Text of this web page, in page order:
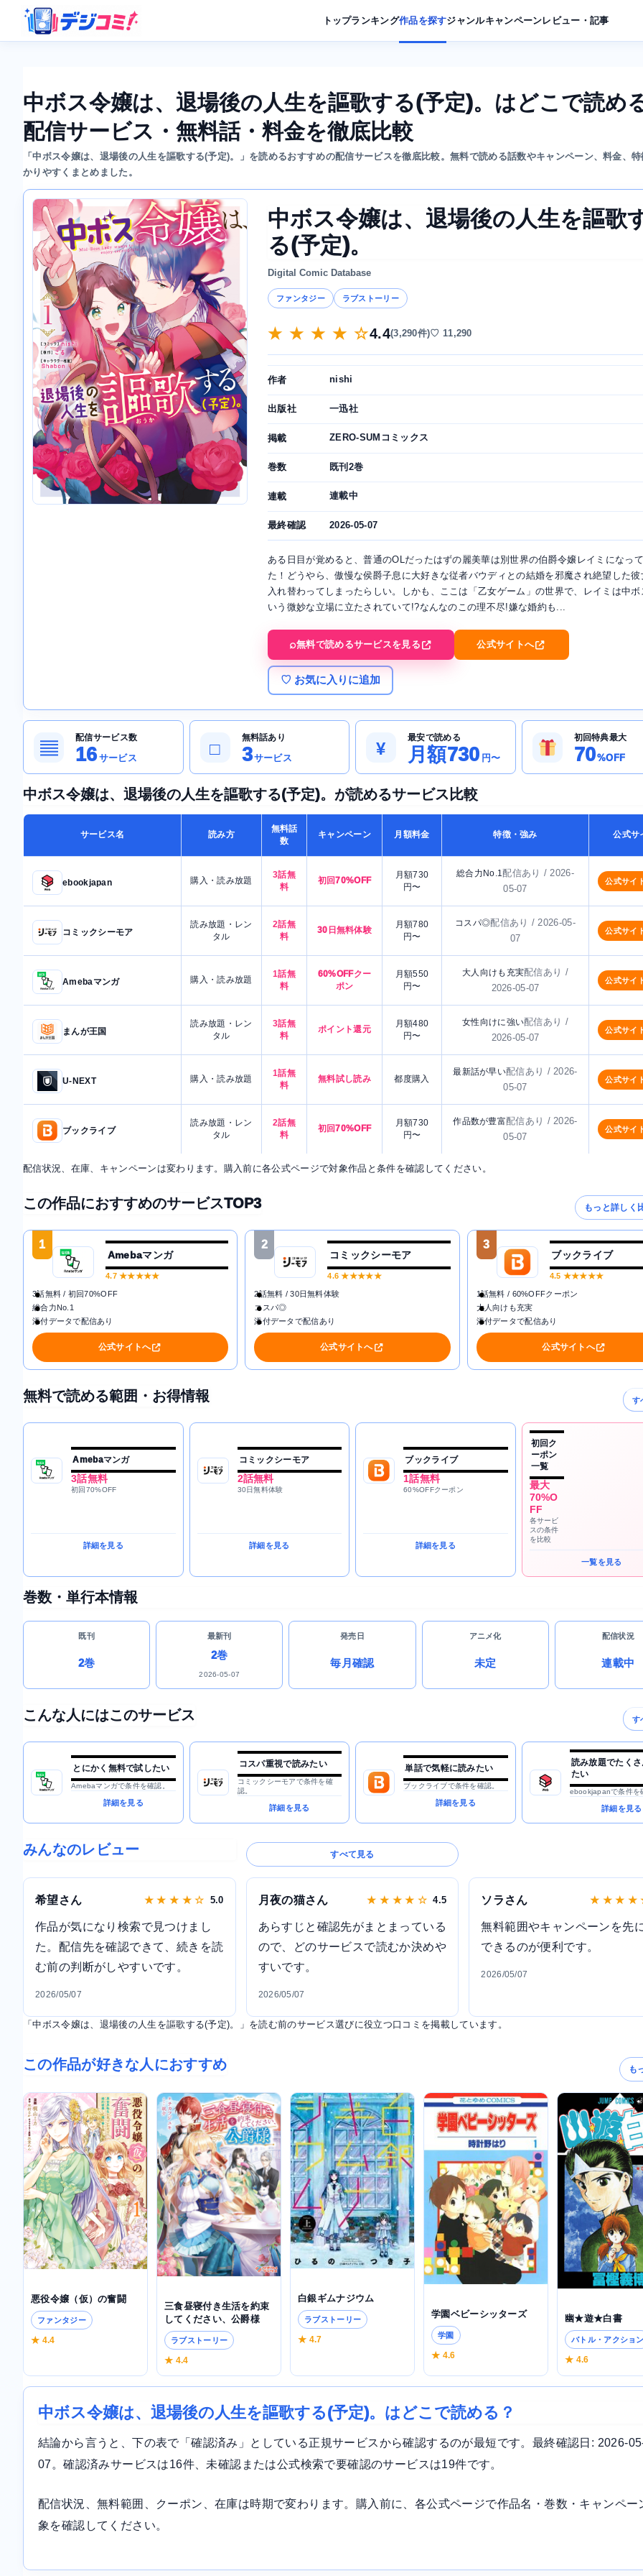
トップランキング作品を探すジャンルキャンペーンレビュー・記事
中ボス令嬢は、退場後の人生を謳歌する(予定)。はどこで読め
配信サービス・無料話・料金を徹底比較
「中ボス令嬢は、退場後の人生を謳歌する(予定)。」を読めるおすすめの配信サービスを徹底比較。無料で読める話数やキャンペーン、料金、
かりやすくまとめました。
中ボス令嬢は、退場後の人生を謳歌
る(予定)。
Digital Comic Database
ファンタジー ラブストーリー
★ ★ ★ ★ ☆4.4(3,290件)♡ 11,290
作者 nishi
出版社 一迅社
掲載 ZERO-SUMコミックス
巻数 既刊2巻
連載 連載中
最終確認 2026-05-07
ある日目が覚めると、普通のOLだったはずの麗美華は別世界の伯爵令嬢レイミになっ
た！どうやら、傲慢な侯爵子息に大好きな従者バウディとの結婚を邪魔され絶望した彼
入れ替わってしまったらしい。しかも、ここは「乙女ゲーム」の世界で、レイミは中ボ
いう微妙な立場に立たされていて!?なんなのこの理不尽!嫌な婚約も...
無料で読めるサービスを見る 公式サイトへ
♡ お気に入りに追加
▤
配信サービス数
16サービス □
無料話あり
3サービス ¥
最安で読める
月額730 円〜
初回特典最大
70%OFF
中ボス令嬢は、退場後の人生を謳歌する(予定)。が読めるサービス比較
サービス名 読み方
無料話
数
キャンペーン 月額料金 特徴・強み 公式サ
ebookjapan 購入・読み放題
3話無
料
初回70%OFF
月額730
円〜
総合力No.1配信あり / 2026-
05-07
公式サイ
コミックシーモア
読み放題・レン
タル
2話無
料
30日無料体験
月額780
円〜
コスパ◎配信あり / 2026-05-
07
公式サイ
Amebaマンガ 購入・読み放題
1話無
料
60%OFFクー
ポン
月額550
円〜
大人向けも充実配信あり /
2026-05-07
公式サイ
まんが王国
読み放題・レン
タル
3話無
料
ポイント還元
月額480
円〜
女性向けに強い配信あり /
2026-05-07
公式サイ
U-NEXT 購入・読み放題
1話無
料
無料試し読み 都度購入
最新話が早い配信あり / 2026-
05-07
公式サイ
ブックライブ
読み放題・レン
タル
2話無
料
初回70%OFF
月額730
円〜
作品数が豊富配信あり / 2026-
05-07
公式サイ
配信状況、在庫、キャンペーンは変わります。購入前に各公式ページで対象作品と条件を確認してください。
この作品におすすめのサービスTOP3 もっと詳しく
1
Amebaマンガ
4.7★★★★★
3話無料 / 初回70%OFF
総合力No.1
添付データで配信あり
公式サイトへ
2
コミックシーモア
4.6 ★★★★★
2話無料 / 30日無料体験
コスパ◎
添付データで配信あり
公式サイトへ
3
ブックライブ
4.5 ★★★★★
1話無料 / 60%OFFクーポン
大人向けも充実
添付データで配信あり
公式サイトへ
無料で読める範囲・お得情報 す
Amebaマンガ
3話無料
初回70%OFF
詳細を見る
コミックシーモア
2話無料
30日無料体験
詳細を見る
ブックライブ
1話無料
60%OFFクーポン
詳細を見る
初回ク
ーポン
一覧
最大
70%O
FF
各サービ
スの条件
を比較
一覧を見る
巻数・単行本情報
既刊
2巻
最新刊
2巻
2026-05-07
発売日
毎月確認
アニメ化
未定
配信状況
連載中
こんな人にはこのサービス す
とにかく無料で試したい
Amebaマンガで条件を確認。
詳細を見る
コスパ重視で読みたい
コミックシーモアで条件を確
認。
詳細を見る
単話で気軽に読みたい
ブックライブで条件を確認。
詳細を見る
読み放題でたく
たい
ebookjapanで条件を
詳細を見る
みんなのレビュー すべて見る
希望さん ★ ★ ★ ★ ☆ 5.0
作品が気になり検索で見つけまし
た。配信先を確認できて、続きを読
む前の判断がしやすいです。
2026/05/07
月夜の猫さん ★ ★ ★ ★ ☆ 4.5
あらすじと確認先がまとまっている
ので、どのサービスで読むか決めや
すいです。
2026/05/07
ソラさん ★ ★ ★ ★
無料範囲やキャンペーンを先
できるのが便利です。
2026/05/07
「中ボス令嬢は、退場後の人生を謳歌する(予定)。」を読む前のサービス選びに役立つ口コミを掲載しています。
この作品が好きな人におすすめ も
悪役令嬢（仮）の奮闘
ファンタジー
★ 4.4
三食昼寝付き生活を約束
してください、公爵様
ラブストーリー
★ 4.4
白銀ギムナジウム
ラブストーリー
★ 4.7
学園ベビーシッターズ
学園
★ 4.6
幽★遊★白書
バトル・アクショ
★ 4.6
中ボス令嬢は、退場後の人生を謳歌する(予定)。はどこで読める？
結論から言うと、下の表で「確認済み」としている正規サービスから確認するのが最短です。最終確認日: 2026-
07。確認済みサービスは16件、未確認または公式検索で要確認のサービスは19件です。
配信状況、無料範囲、クーポン、在庫は時期で変わります。購入前に、各公式ページで作品名・巻数・キャンペー
象を確認してください。